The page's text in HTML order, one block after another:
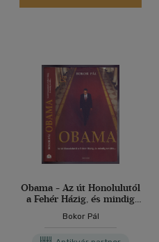
Obama - Az út Honolulutól
a Fehér Házig, és mindig
Bokor Pál